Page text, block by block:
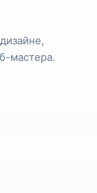
мастера.